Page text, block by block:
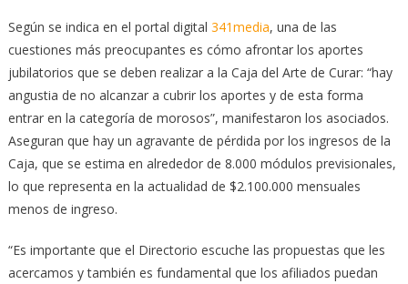
Según se indica en el portal digital 341media, una de las
cuestiones más preocupantes es cómo afrontar los aportes
jubilatorios que se deben realizar a la Caja del Arte de Curar: “hay
angustia de no alcanzar a cubrir los aportes y de esta forma
entrar en la categoría de morosos”, manifestaron los asociados.
Aseguran que hay un agravante de pérdida por los ingresos de la
Caja, que se estima en alrededor de 8.000 módulos previsionales,
lo que representa en la actualidad de $2.100.000 mensuales
menos de ingreso.
“Es importante que el Directorio escuche las propuestas que les
acercamos y también es fundamental que los afiliados puedan